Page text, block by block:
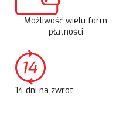
Możliwość wielu form
płatności
14 dni na zwrot